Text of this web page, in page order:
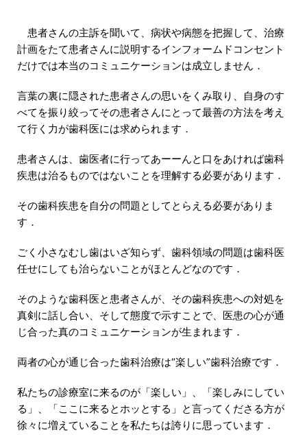
患者さんの主訴を聞いて、病状や病態を把握して、治療
計画をたて患者さんに説明するインフォームドコンセント
だけでは本当のコミュニケーションは成立しません．
言葉の裏に隠された患者さんの思いをくみ取り、自身のす
べてを振り絞ってその患者さんにとって最善の方法を考え
て行く力が歯科医には求められます．
患者さんは、歯医者に行ってあーーんと口をあければ歯科
疾患は治るものではないことを理解する必要があります．
その歯科疾患を自分の問題としてとらえる必要がありま
す．
ごく小さなむし歯はいざ知らず、歯科領域の問題は歯科医
任せにしても治らないことがほとんどなのです．
そのような歯科医と患者さんが、その歯科疾患への対処を
真剣に話し合い、そして態度で示すことで、医患の心が通
じ合った真のコミュニケーションが生まれます．
両者の心が通じ合った歯科治療は“楽しい”歯科治療です．
私たちの診療室に来るのが「楽しい」、「楽しみにしてい
る」、「ここに来るとホッとする」と言ってくださる方が
徐々に増えていることを私たちは誇りに思っています．